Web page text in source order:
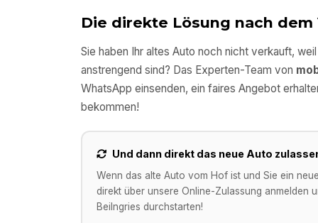
Die direkte Lösung nach dem
Sie haben Ihr altes Auto noch nicht verkauft,
anstrengend sind? Das Experten-Team von
WhatsApp einsenden, ein faires Angebot
bekommen!
Und dann direkt das neue Auto
Wenn das alte Auto vom Hof ist und Sie ein
direkt über unsere Online-Zulassung anmelden
Beilngries durchstarten!